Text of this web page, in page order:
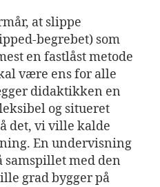
at slippe
begrebet) som
en fastlåst metode
være ens for alle
didaktikken en
og situeret
det, vi ville kalde
En undervisning
samspillet med den
grad bygger på